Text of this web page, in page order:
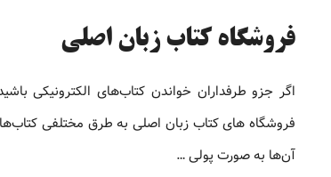
فروشگاه کتاب زبان اصلی
اگر جزو طرفداران خواندن کتاب‌های الکترونیکی
فروشگاه های کتاب زبان اصلی به طرق مختلفی کتاب‌ها
آن‌ها به صورت پولی …